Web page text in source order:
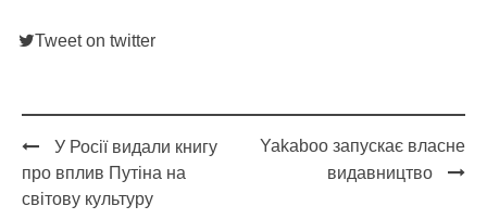
Tweet on twitter
Post
navigation
У Росії видали книгу
про вплив Путіна на
світову культуру
Yakaboo запускає власне
видавництво